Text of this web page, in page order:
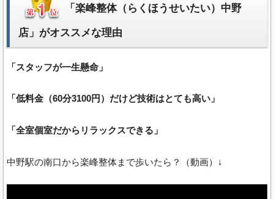
「楽峰整体（らくほうせいたい）中野
店」がオススメな理由
「スタッフが一生懸命」
「低料金（60分3100円）だけど技術はとても高い」
「全室個室だからリラックスできる」
中野駅の南口から楽峰整体まで歩いたら？（動画）↓